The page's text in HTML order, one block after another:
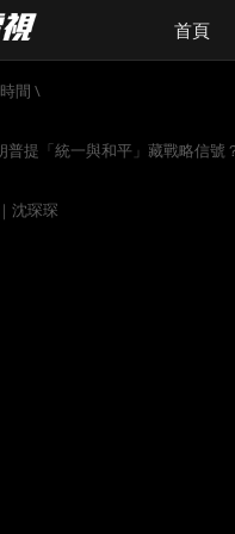
首頁
間 \
提「統一與和平」藏戰略信號
沈琛琛